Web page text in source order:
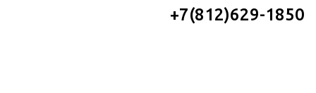
+7(812)629-1850